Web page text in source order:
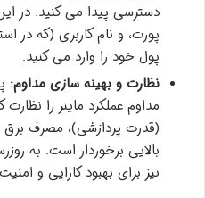
دسترسی پیدا می کنید. در
پورت، و نام کاربری (که در
پول خود را وارد می کنید.
نظارت و بهینه سازی مداوم:
مداوم عملکرد ماینر را
(قدرت پردازشی)، مصرف
نیز برای بهبود کارایی و